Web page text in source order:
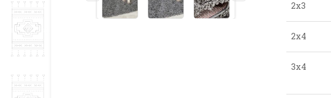
2х3
2х4
3х4